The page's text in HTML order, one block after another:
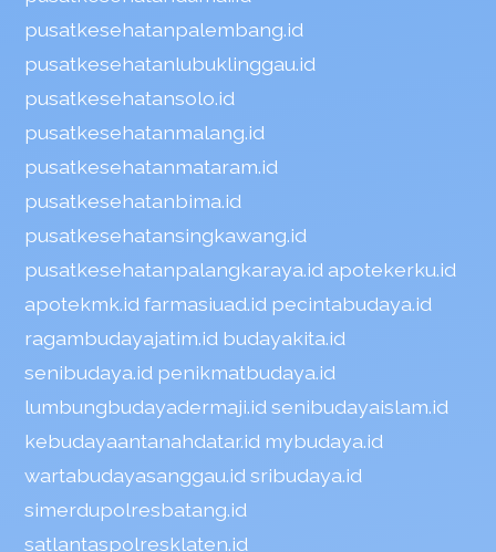
pusatkesehatanpalembang.id
pusatkesehatanlubuklinggau.id
pusatkesehatansolo.id
pusatkesehatanmalang.id
pusatkesehatanmataram.id
pusatkesehatanbima.id
pusatkesehatansingkawang.id
pusatkesehatanpalangkaraya.id apotekerku.id
apotekmk.id farmasiuad.id pecintabudaya.id
ragambudayajatim.id budayakita.id
senibudaya.id penikmatbudaya.id
lumbungbudayadermaji.id senibudayaislam.id
kebudayaantanahdatar.id mybudaya.id
wartabudayasanggau.id sribudaya.id
simerdupolresbatang.id
satlantaspolresklaten.id